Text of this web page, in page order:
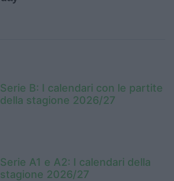
Serie B: I calendari con le partite
della stagione 2026/27
Serie A1 e A2: I calendari della
stagione 2026/27